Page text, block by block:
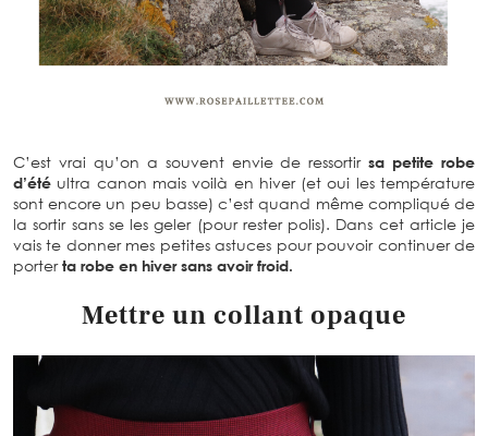
C’est vrai qu’on a souvent envie de ressortirsa petite robe
d’été ultra canon mais voilà en hiver (et oui les température
sont encore un peu basse) c’est quand même compliqué de
la sortir sans se les geler (pour rester polis). Dans cet article je
vais te donner mes petites astuces pour pouvoir continuer de
porterta robe en hiver sans avoir froid.
Mettre un collant opaque